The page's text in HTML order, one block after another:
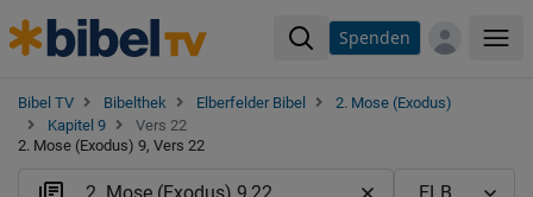
Spenden
Bibel TV Bibelthek Elberfelder Bibel
2. Mose (Exodus)
Kapitel 9
Vers 22
2. Mose (Exodus) 9, Vers 22